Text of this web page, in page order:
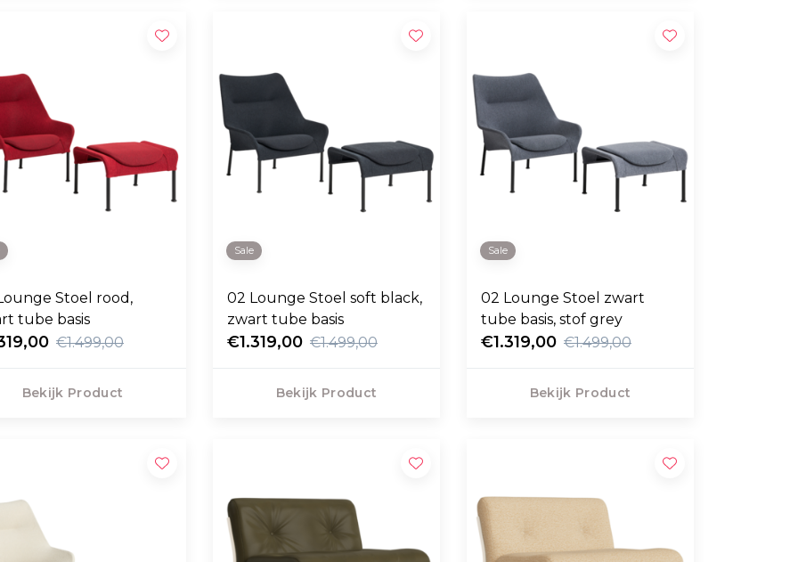
Stoel rood,
tube basis
€1.499,00
Bekijk Product
Sale
02 Lounge Stoel soft black,
zwart tube basis
€1.319,00 €1.499,00
Bekijk Product
Sale
02 Lounge Stoel zwart
tube basis, stof grey
€1.319,00 €1.499,00
Bekijk Product